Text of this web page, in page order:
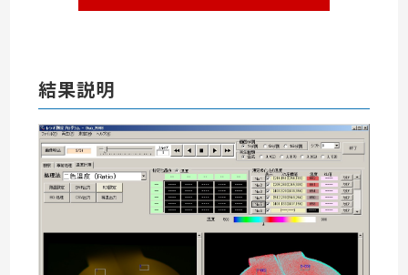
結果説明